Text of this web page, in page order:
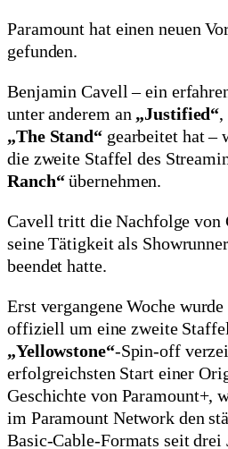
Paramount hat einen neuen
gefunden.
Benjamin Cavell – ein
unter anderem an „Justified“,
„The Stand“gearbeitet hat –
die zweite Staffel des
Ranch“übernehmen.
Cavell tritt die Nachfolge von
seine Tätigkeit als
beendet hatte.
Erst vergangene Woche wurde
offiziell um eine zweite
„Yellowstone“-Spin-off
erfolgreichsten Start einer
Geschichte von Paramount+,
im Paramount Network den
Basic-Cable-Formats seit drei